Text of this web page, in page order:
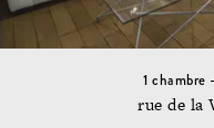
1 chambre
rue de la